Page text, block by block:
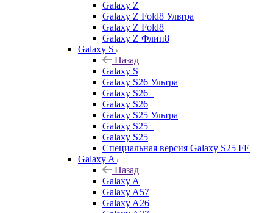
Galaxy Z
Galaxy Z Fold8 Ультра
Galaxy Z Fold8
Galaxy Z Флип8
Galaxy S
Назад
Galaxy S
Galaxy S26 Ультра
Galaxy S26+
Galaxy S26
Galaxy S25 Ультра
Galaxy S25+
Galaxy S25
Специальная версия Galaxy S25 FE
Galaxy A
Назад
Galaxy A
Galaxy A57
Galaxy A26